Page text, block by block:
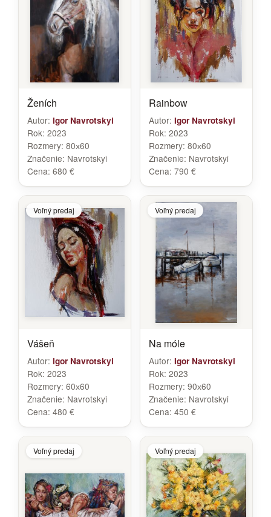
Ženích
Autor: Igor Navrotskyi
Rok: 2023
Rozmery: 80х60
Značenie: Navrotskyi
Cena: 680 €
Rainbow
Autor: Igor Navrotskyi
Rok: 2023
Rozmery: 80х60
Značenie: Navrotskyi
Cena: 790 €
Voľný predaj
Vášeň
Autor: Igor Navrotskyi
Rok: 2023
Rozmery: 60х60
Značenie: Navrotskyi
Cena: 480 €
Voľný predaj
Na móle
Autor: Igor Navrotskyi
Rok: 2023
Rozmery: 90х60
Značenie: Navrotskyi
Cena: 450 €
Voľný predaj Voľný predaj